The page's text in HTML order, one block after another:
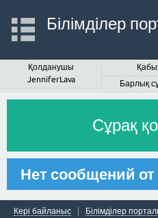
Білімділер
Қолданушы
JenniferLava
Барлық
Сұрақ
Нет сообщений
Кері байланыс
Білімділер